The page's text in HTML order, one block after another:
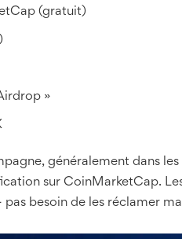
(gratuit)
»
généralement dans
sur CoinMarketCap.
besoin de les réclamer